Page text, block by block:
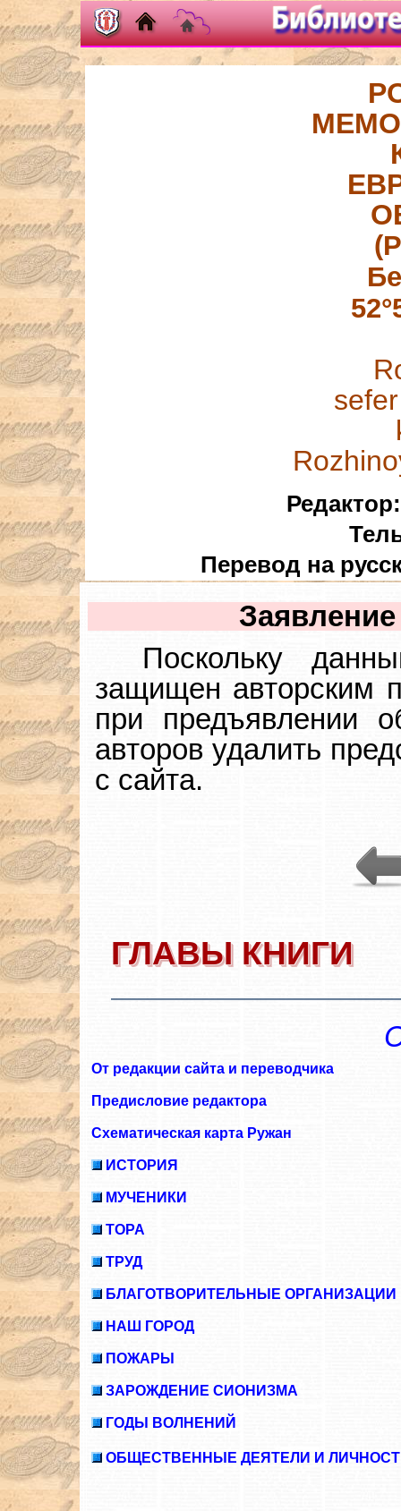
Перевод на
Поскольку
защищен авторским
при предъявлении
авторов удалить
с сайта.
ГЛАВЫ КНИГИ
От редакции сайта и переводчика
Предисловие редактора
Схематическая карта Ружан
ИСТОРИЯ
МУЧЕНИКИ
ТОРА
ТРУД
БЛАГОТВОРИТЕЛЬНЫЕ ОРГАНИЗАЦИИ
НАШ ГОРОД
ПОЖАРЫ
ЗАРОЖДЕНИЕ СИОНИЗМА
ГОДЫ ВОЛНЕНИЙ
ОБЩЕСТВЕННЫЕ ДЕЯТЕЛИ И